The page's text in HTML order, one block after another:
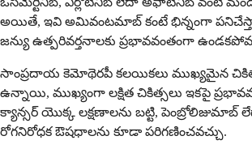
అయితే, ఇవి అమివంటమాబ్ కంటే భిన్నంగా
జన్యు ఉత్పరివర్తనాలకు ప్రభావవంతంగా
సాంప్రదాయ కెమోథెరపీ కలయికలు ముఖ్యమైన
ఉన్నాయి, ముఖ్యంగా లక్షిత చికిత్సలు ఇకపై
క్యాన్సర్ యొక్క లక్షణాలను బట్టి,
రోగనిరోధక ఔషధాలను కూడా పరిగణించవచ్చు.